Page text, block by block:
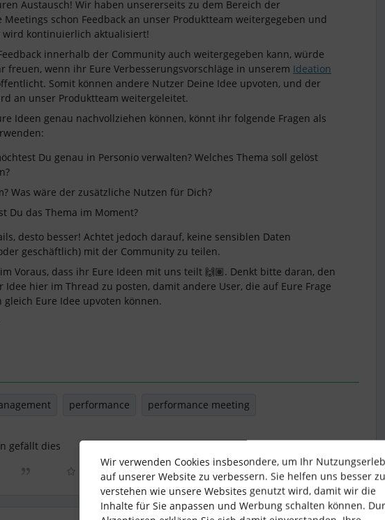
Austausch! Wir haben unsererseits zu dem Bereich der
Meetings schon Feedback an unser Produktteam weitergegeben und
wird kontinuierlich aktualisiert!
innerhalb der Community auch weitergegeben kann, würde
freuen, wenn ihr Eure Verbesserungsvorschläge in unserem Ideation
Somit können andere Nutzer Deine Idee upvoten, und der
an unser Produktteam weitergeleitet.
Ideen genau nachvollziehen können, könnt ihr folgende Fragen als
Du genau in Personio verwalten? Welches Thema soll gelöst
Was wäre der zusätzliche Nutzen für Dich?
Du das Thema im Moment?
desto besser! Achtet jedoch darauf, keine sensiblen Daten
geschäftlich) mit der Community zu teilen.
Voraus, dass ihr Eure Ideen mit uns teilt 🙌🏽. Denkt bitte daran, den
Idee hier im Thread zu posten, damit andere User, die auf Eure Frage
gleich Eure Idee upvoten können.
performance performance meeting
gefällt dies
Wir verwenden Cookies insbesondere, um Ihr
auf unserer Website zu verbessern. Sie helfen uns besser zu
verstehen wie unsere Websites genutzt wird, damit wir die
Inhalte für Sie anpassen und Werbung schalten können.